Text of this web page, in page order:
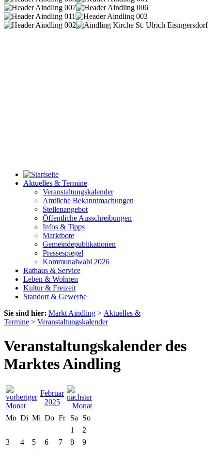
Aktuelles & Termine
Veranstaltungskalender
Amtliche Bekanntmachungen
Stellenangebot
Öffentliche Ausschreibungen
Infos & Tipps
Marktbote
Gemeindepublikationen
Pressespiegel
Kommunalwahl 2026
Rathaus & Service
Leben & Wohnen
Kultur & Freizeit
Standort & Gewerbe
Sie sind hier: Markt Aindling > Aktuelles &
Termine > Veranstaltungskalender
Veranstaltungskalender des
Marktes Aindling
Februar
2025
Mo Di Mi Do Fr Sa
So
1
2
3
4 5 6 7 8
9